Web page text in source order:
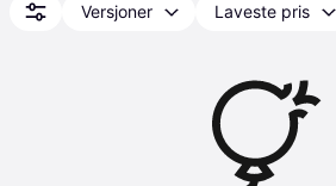
Versjoner Laveste pris